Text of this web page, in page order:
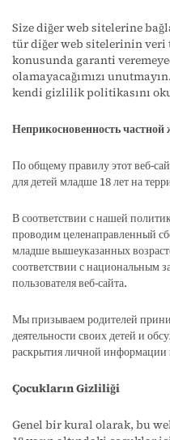
Size diğer web sitelerine
tür diğer web sitelerinin veri
konusunda garanti
olamayacağımızı
kendi gizlilik politikasını
Неприкосновенность частной
По общему правилу этот веб-
для детей младше 18 лет на
В соответствии с нашей
проводим целенаправленный
младше вышеуказанных
соответствии с национальным
пользователя веб-сайта.
Мы призываем родителей
деятельности своих детей и
раскрытия личной информации
Çocukların Gizliliği
Genel bir kural olarak, bu